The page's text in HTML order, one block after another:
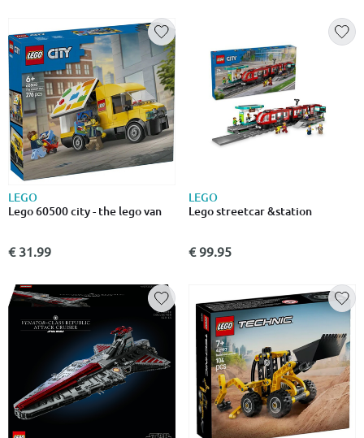
LEGO
Lego 60500 city - the lego van
€ 31.99
LEGO
Lego streetcar &station
€ 99.95